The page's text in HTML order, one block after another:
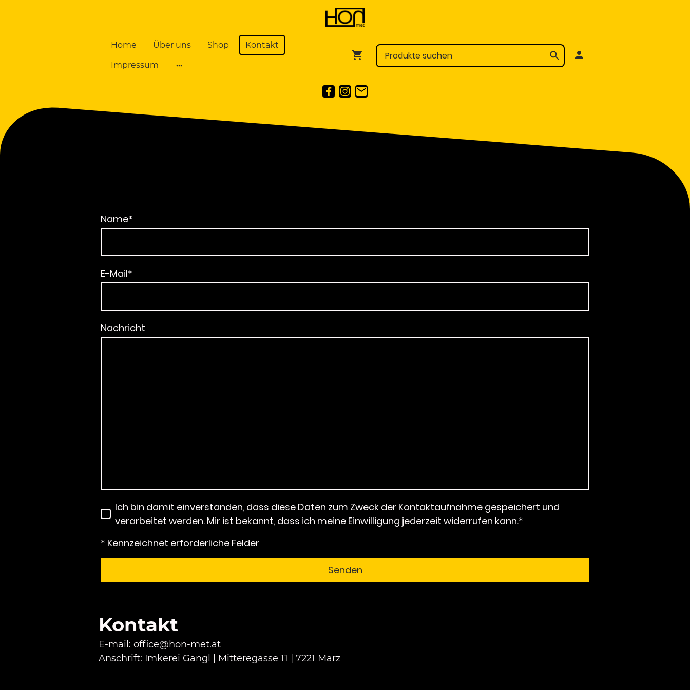
Home Über uns Shop Kontakt
Impressum
Name*
E-Mail*
Nachricht
Ich bin damit einverstanden, dass diese Daten zum Zweck der Kontaktaufnahme gespeichert und
verarbeitet werden. Mir ist bekannt, dass ich meine Einwilligung jederzeit widerrufen kann.*
* Kennzeichnet erforderliche Felder
Senden
Kontakt
E-mail: office@hon-met.at
Anschrift: Imkerei Gangl | Mitteregasse 11 | 7221 Marz